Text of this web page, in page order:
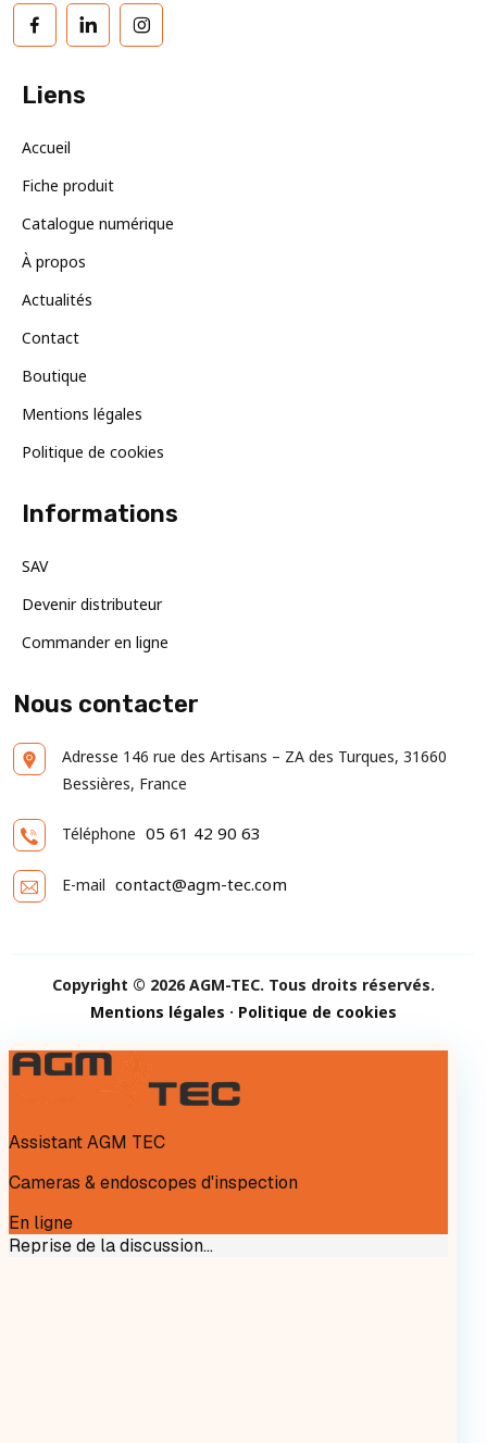
FacebookLinkedIn
Liens
Accueil
Fiche produit
Catalogue numérique
À propos
Actualités
Contact
Boutique
Mentions légales
Politique de cookies
Informations
SAV
Devenir distributeur
Commander en ligne
Nous contacter
Adresse 146 rue des Artisans – ZA des Turques, 31660
Bessières, France
Téléphone 05 61 42 90 63
E-mail contact@agm-tec.com
Copyright © 2026 AGM-TEC. Tous droits réservés.
Mentions légales · Politique de cookies